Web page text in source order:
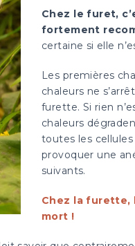
Chez le furet,
fortement
certaine si elle
Les premières
chaleurs ne
furette. Si rien
chaleurs
toutes les
provoquer une
suivants.
Chez la furette,
mort !